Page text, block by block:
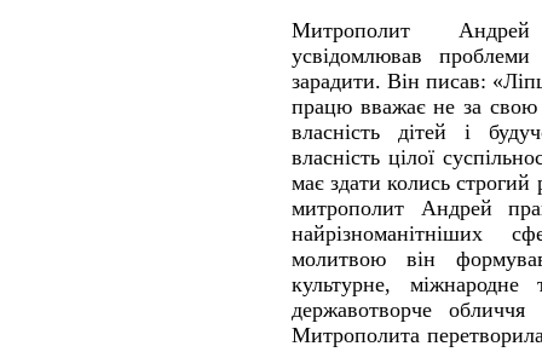
Митрополит
усвідомлював
зарадити. Він писав:
працю вважає не за свою
власність дітей і
власність цілої
має здати колись строгий
митрополит Андрей
найрізноманітніших
молитвою він
культурне,
державотворче
Митрополита